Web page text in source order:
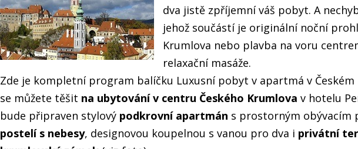
dva jistě zpříjemní váš pobyt. A
jehož součástí je originální noční
Krumlova nebo plavba na voru
relaxační masáže.
Zde je kompletní program balíčku Luxusní pobyt v apartmá v
se můžete těšit na ubytování v centru Českého Krumlova v hotelu
bude připraven stylový podkrovní apartmán s prostorným obývacím
postelí s nebesy, designovou koupelnou s vanou pro dva i privátní